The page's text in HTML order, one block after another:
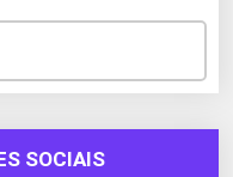
SOCIAIS